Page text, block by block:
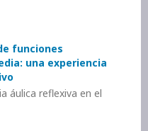
funciones
una experiencia
áulica reflexiva en el